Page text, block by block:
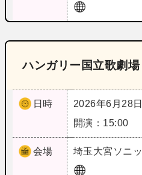
ハンガリー国立歌劇場
日時
2026年6月28日
開演：15:00
会場 埼玉 大宮ソニ